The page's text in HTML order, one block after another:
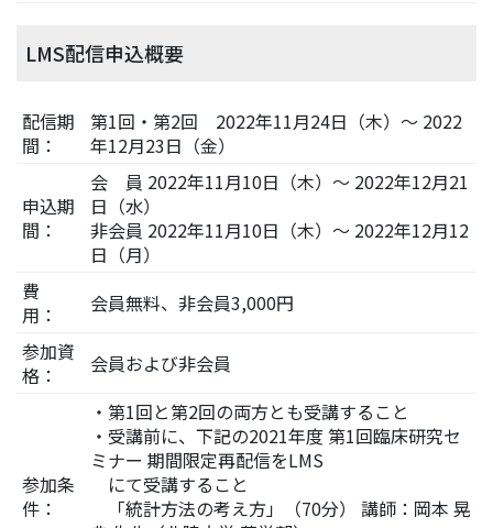
LMS配信申込概要
配信期
間：
第1回・第2回 2022年11月24日（木）～ 2022
年12月23日（金）
申込期
間：
会 員 2022年11月10日（木）～ 2022年12月21
日（水）
非会員 2022年11月10日（木）～ 2022年12月12
日（月）
費
用：
会員無料、非会員3,000円
参加資
格：
会員および非会員
参加条
件：
・第1回と第2回の両方とも受講すること
・受講前に、下記の2021年度 第1回臨床研究セ
ミナー 期間限定再配信をLMS
にて受講すること
「統計方法の考え方」（70分） 講師：岡本 晃